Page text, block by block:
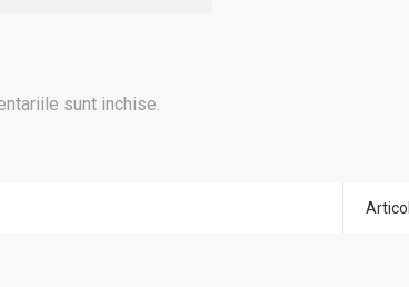
sunt inchise.